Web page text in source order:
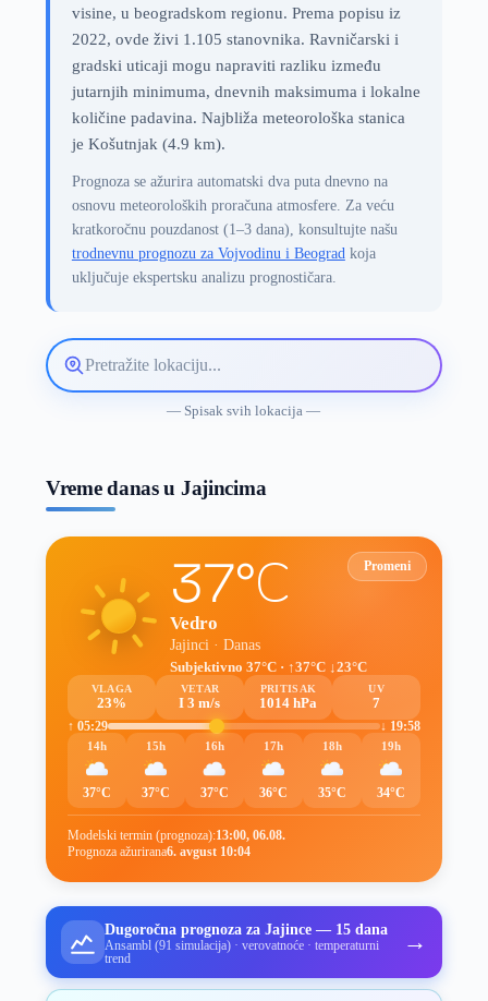
visine, u beogradskom regionu. Prema popisu iz
2022, ovde živi 1.105 stanovnika. Ravničarski i
gradski uticaji mogu napraviti razliku između
jutarnjih minimuma, dnevnih maksimuma i lokalne
količine padavina. Najbliža meteorološka stanica
je Košutnjak (4.9 km).
Prognoza se ažurira automatski dva puta dnevno na
osnovu meteoroloških proračuna atmosfere. Za veću
kratkoročnu pouzdanost (1–3 dana), konsultujte našu
trodnevnu prognozu za Vojvodinu i Beogradkoja
uključuje ekspertsku analizu prognostičara.
Pretražite
lokaciju
— Spisak svih lokacija —
Vreme danas u Jajincima
Promeni
37°C
Vedro
Jajinci · Danas
Subjektivno 37°C · ↑37°C ↓23°C
VLAGA
23%
VETAR
I 3 m/s
PRITISAK
1014 hPa
UV
7
↑ 05:29
↓ 19:58
14h
37°C
15h
37°C
16h
37°C
17h
36°C
18h
35°C
19h
34°C
Modelski termin (prognoza):13:00, 06.08.
Prognoza ažurirana6. avgust 10:04
Dugoročna prognoza za Jajince — 15 dana
Ansambl (91 simulacija) · verovatnoće · temperaturni
trend
→